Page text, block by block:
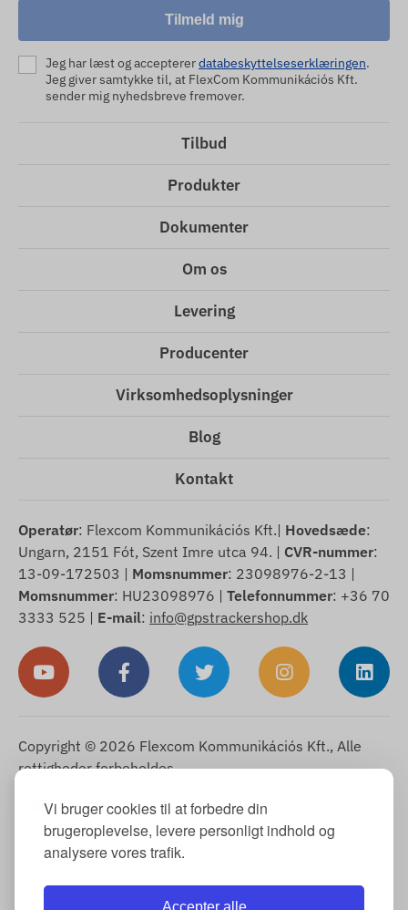
Vi bruger cookies til at forbedre din
brugeroplevelse, levere personligt indhold og
analysere vores trafik.
Accepter alle
Tilmeld mig
Jeg har læst og acceptererdatabeskyttelseserklæringen.
Jeg giver samtykke til, at FlexCom Kommunikációs Kft.
sender mig nyhedsbreve fremover.
Tilbud
Produkter
Dokumenter
Om os
Levering
Producenter
Virksomhedsoplysninger
Blog
Kontakt
Operatør: Flexcom Kommunikációs Kft.| Hovedsæde:
Ungarn, 2151 Fót, Szent Imre utca 94. | CVR-nummer:
13-09-172503 | Momsnummer: 23098976-2-13 |
Momsnummer: HU23098976 | Telefonnummer: +36 70
3333 525 | E-mail: info@gpstrackershop.dk
Copyright © 2026 Flexcom Kommunikációs Kft., Alle
rettigheder forbeholdes.
Dansk ▼
Cookie-meddelelse-Returpolitik-Impressum-Garanti og
reklamationsret -Fortrydelsesret
personoplysninger
Fortrydelse af købet